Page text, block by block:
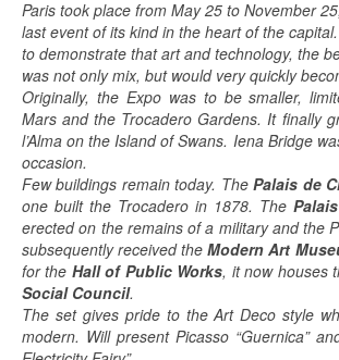
Paris took place from May 25 to November
last event of its kind in the heart of the
to demonstrate that art and technology, the
was not only mix, but would very quickly
Originally, the Expo was to be smaller,
Mars and the Trocadero Gardens. It finally
l’Alma on the Island of Swans. Iena Bridge
occasion.
Few buildings remain today. ThePalais de
one built the Trocadero in 1878. The
erected on the remains of a military and the
subsequently received theModern Art
for the Hall of Public Works, it now houses
Social Council.
The set gives pride to the Art Deco style
modern. Will present Picasso “Guernica”